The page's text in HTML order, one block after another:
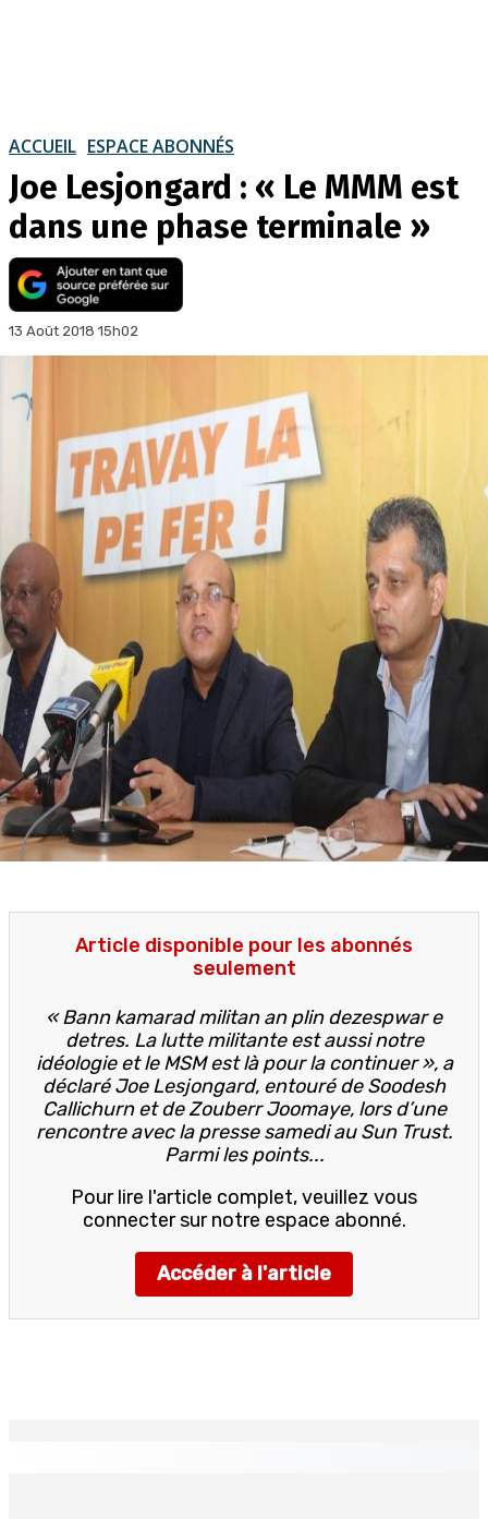
ACCUEIL ESPACE ABONNÉS
Joe Lesjongard : « Le MMM est
dans une phase terminale »
13 Août 2018 15h02
Article disponible pour les abonnés
seulement
« Bann kamarad militan an plin dezespwar e
detres. La lutte militante est aussi notre
idéologie et le MSM est là pour la continuer », a
déclaré Joe Lesjongard, entouré de Soodesh
Callichurn et de Zouberr Joomaye, lors d’une
rencontre avec la presse samedi au Sun Trust.
Parmi les points...
Pour lire l'article complet, veuillez vous
connecter sur notre espace abonné.
Accéder à l'article